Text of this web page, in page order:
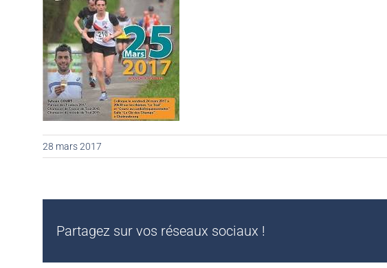
28 mars 2017
Partagez sur vos réseaux sociaux !